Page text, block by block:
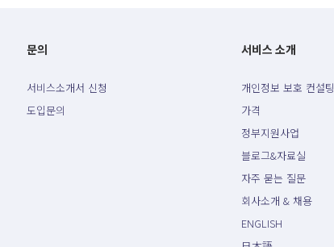
문의
서비스소개서 신청
도입문의
서비스 소개
개인정보 보호 컨설팅
가격
정부지원사업
블로그&자료실
자주 묻는 질문
회사소개 & 채용
ENGLISH